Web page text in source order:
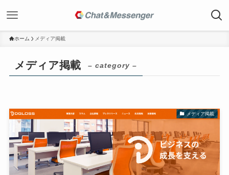
ホーム メディア掲載
メディア掲載 – category –
メディア掲載